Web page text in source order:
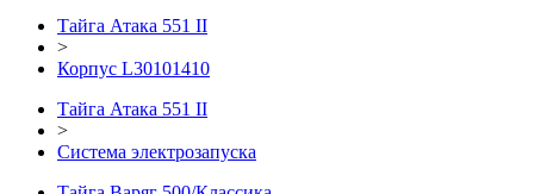
Тайга Атака 551 II
>
Корпус L30101410
Тайга Атака 551 II
>
Система электрозапуска